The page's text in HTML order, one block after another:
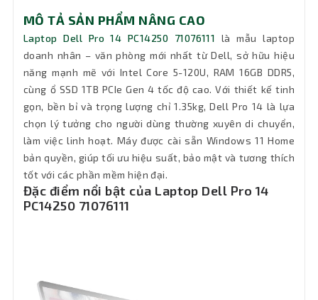
quang
(DVD)
Không DVD
Pin 3-cell 45WHrs
Keyboard Tiêu chuẩn
Đèn bàn
phím
Không đèn bàn phím
Chất liệu Đang cập nhật
mạng LAN
MÔ TẢ SẢN PHẨM NÂNG CAO
Laptop Dell Pro 14 PC14250 71076111 là mẫu laptop
doanh nhân – văn phòng mới nhất từ Dell, sở hữu hiệu
năng mạnh mẽ với Intel Core 5-120U, RAM 16GB DDR5,
cùng ổ SSD 1TB PCIe Gen 4 tốc độ cao. Với thiết kế tinh
gọn, bền bỉ và trọng lượng chỉ 1.35kg, Dell Pro 14 là lựa
chọn lý tưởng cho người dùng thường xuyên di chuyển,
làm việc linh hoạt. Máy được cài sẵn Windows 11 Home
bản quyền, giúp tối ưu hiệu suất, bảo mật và tương thích
tốt với các phần mềm hiện đại.
Đặc điểm nổi bật của Laptop Dell Pro 14
PC14250 71076111